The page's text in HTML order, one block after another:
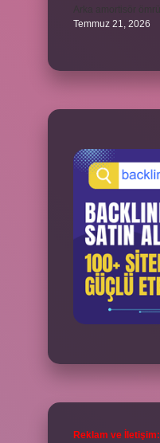
Temmuz 21, 2026
Reklam ve İletişim: